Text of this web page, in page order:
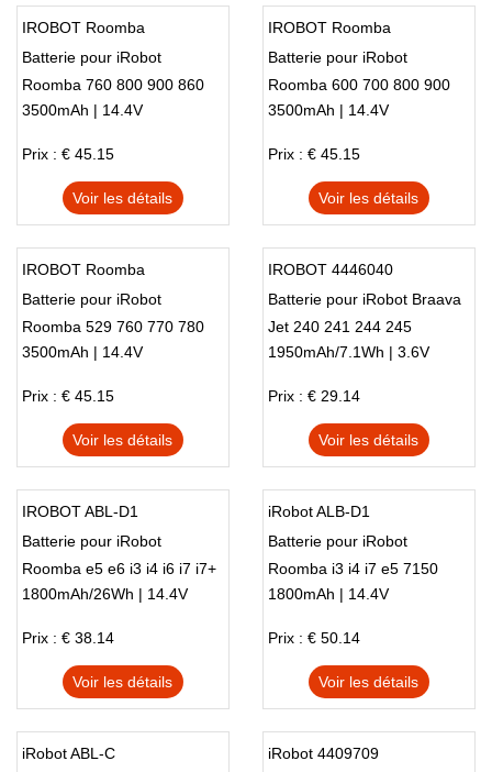
IROBOT Roomba
Batterie pour iRobot
Roomba 760 800 900 860
895 960 961 964 965 980
3500mAh | 14.4V
Prix : € 45.15
Voir les détails
IROBOT Roomba
Batterie pour iRobot
Roomba 600 700 800 900
Series 650 690 760 790 880
3500mAh | 14.4V
Prix : € 45.15
Voir les détails
IROBOT Roomba
Batterie pour iRobot
Roomba 529 760 770 780
790 850 860 870 890 960
3500mAh | 14.4V
Prix : € 45.15
Voir les détails
IROBOT 4446040
Batterie pour iRobot Braava
Jet 240 241 244 245
1950mAh/7.1Wh | 3.6V
Prix : € 29.14
Voir les détails
IROBOT ABL-D1
Batterie pour iRobot
Roomba e5 e6 i3 i4 i6 i7 i7+
i8 7150 7550 e5158 e6198
1800mAh/26Wh | 14.4V
Prix : € 38.14
Voir les détails
iRobot ALB-D1
Batterie pour iRobot
Roomba i3 i4 i7 e5 7150
7550 5150 e5158 e5154 e6
1800mAh | 14.4V
Prix : € 50.14
Voir les détails
iRobot ABL-C
iRobot 4409709